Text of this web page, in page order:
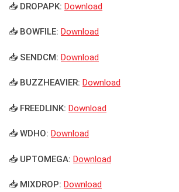
📥 DROPAPK: Download
📥 BOWFILE: Download
📥 SENDCM: Download
📥 BUZZHEAVIER: Download
📥 FREEDLINK: Download
📥 WDHO: Download
📥 UPTOMEGA: Download
📥 MIXDROP: Download